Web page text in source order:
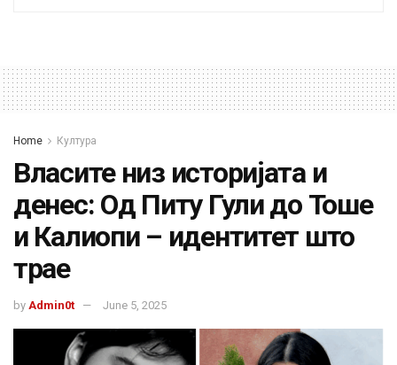
Home Култура
Власите низ историјата и
денес: Од Питу Гули до Тоше
и Калиопи – идентитет што
трае
by Admin0t June 5, 2025